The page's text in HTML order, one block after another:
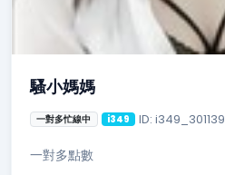
騷小媽媽
一對多忙線中 i349 ID: i349_301139
一對多點數